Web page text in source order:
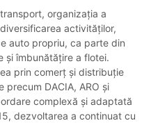
organizația a
activităților,
auto propriu, ca parte din
și îmbunătățire a flotei.
prin comerț și distribuție
DACIA, ARO și
complexă și adaptată
dezvoltarea a continuat cu